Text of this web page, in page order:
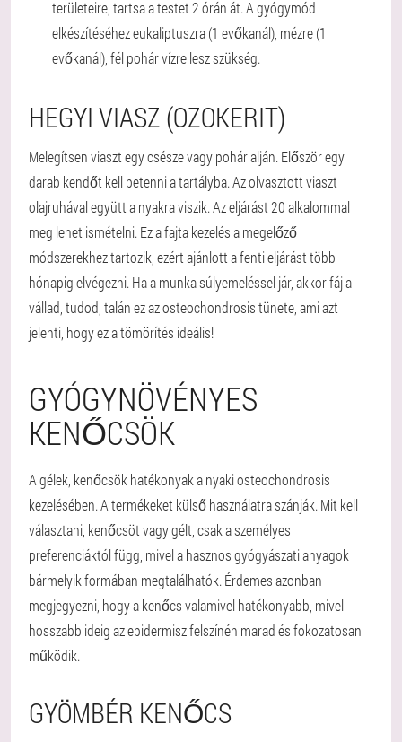
területeire, tartsa a testet 2 órán át. A gyógymód
elkészítéséhez eukaliptuszra (1 evőkanál), mézre (1
evőkanál), fél pohár vízre lesz szükség.
HEGYI VIASZ (OZOKERIT)
Melegítsen viaszt egy csésze vagy pohár alján. Először egy
darab kendőt kell betenni a tartályba. Az olvasztott viaszt
olajruhával együtt a nyakra viszik. Az eljárást 20 alkalommal
meg lehet ismételni. Ez a fajta kezelés a megelőző
módszerekhez tartozik, ezért ajánlott a fenti eljárást több
hónapig elvégezni. Ha a munka súlyemeléssel jár, akkor fáj a
vállad, tudod, talán ez az osteochondrosis tünete, ami azt
jelenti, hogy ez a tömörítés ideális!
GYÓGYNÖVÉNYES
KENŐCSÖK
A gélek, kenőcsök hatékonyak a nyaki osteochondrosis
kezelésében. A termékeket külső használatra szánják. Mit kell
választani, kenőcsöt vagy gélt, csak a személyes
preferenciáktól függ, mivel a hasznos gyógyászati anyagok
bármelyik formában megtalálhatók. Érdemes azonban
megjegyezni, hogy a kenőcs valamivel hatékonyabb, mivel
hosszabb ideig az epidermisz felszínén marad és fokozatosan
működik.
GYÖMBÉR KENŐCS